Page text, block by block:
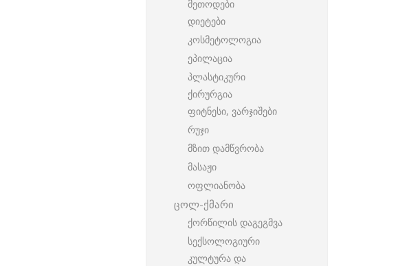
მეთოდები
დიეტები
კოსმეტოლოგია
ეპილაცია
პლასტიკური
ქირურგია
ფიტნესი, ვარჯიშები
რუჯი
მზით დამწვრობა
მასაჟი
ოფლიანობა
ცოლ-ქმარი
ქორწილის დაგეგმვა
სექსოლოგიური
კულტურა და